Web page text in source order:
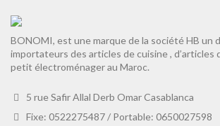
BONOMI, est une marque de la société HB un
importateurs des articles de cuisine , d’articles
petit électroménager au Maroc.
5 rue Safir Allal Derb Omar Casablanca
Fixe: 0522275487 / Portable: 0650027598